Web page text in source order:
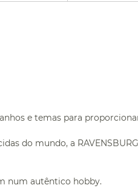
e temas para
do mundo, a
num autêntico hobby.